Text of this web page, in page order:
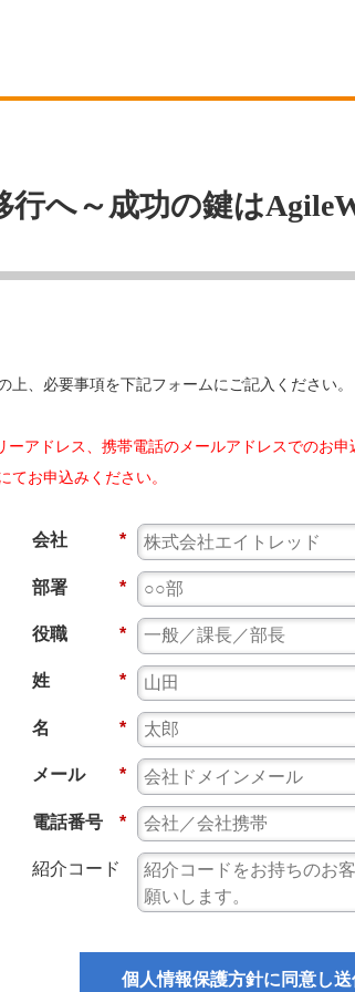
行へ～成功の鍵は
上、必要事項を下記フォームにご記入ください。
アドレス、携帯電話のメールアドレスでのお申
てお申込みください。
*
会社
*
部署
*
役職
*
姓
*
名
*
メール
*
電話番号
紹介コード
個人情報保護方針に同意し送